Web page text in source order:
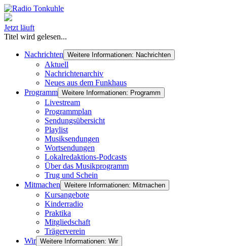
Jetzt läuft
Titel wird gelesen...
Nachrichten Weitere Informationen: Nachrichten
Aktuell
Nachrichtenarchiv
Neues aus dem Funkhaus
Programm Weitere Informationen: Programm
Livestream
Programmplan
Sendungsübersicht
Playlist
Musiksendungen
Wortsendungen
Lokalredaktions-Podcasts
Über das Musikprogramm
Trug und Schein
Mitmachen Weitere Informationen: Mitmachen
Kursangebote
Kinderradio
Praktika
Mitgliedschaft
Trägerverein
Wir Weitere Informationen: Wir